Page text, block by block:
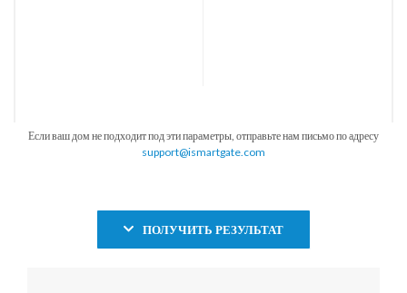
Если ваш дом не подходит под эти параметры, отправьте нам письмо по адресу
support@ismartgate.com
ПОЛУЧИТЬ РЕЗУЛЬТАТ